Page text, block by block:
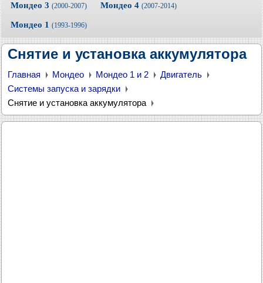
Мондео 3 (2000-2007) Мондео 4 (2007-2014)
Мондео 1 (1993-1996)
Снятие и установка аккумулятора
Главная Мондео Мондео 1 и 2
Двигатель
Системы запуска и зарядки
Снятие и установка аккумулятора